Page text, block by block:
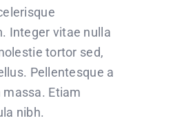
Integer vitae nulla
tortor sed,
Pellentesque a
Etiam
nibh.